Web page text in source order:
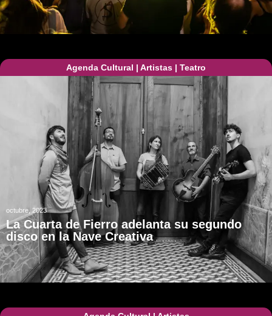
Agenda Cultural | Artistas | Teatro
octubre, 2023
La Cuarta de Fierro adelanta su segundo
disco en la Nave Creativa